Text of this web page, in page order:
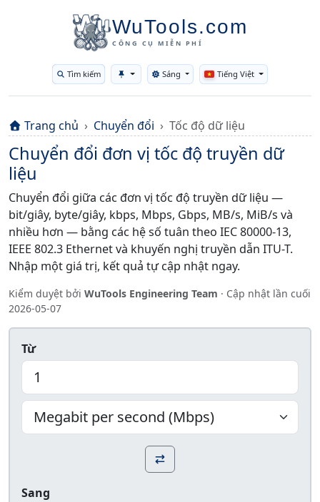
WuTools.com
CÔNG CỤ MIỄN PHÍ
Tìm kiếm Toggle theme
Sáng Tiếng Việt
Trang chủ Chuyển đổi Tốc độ dữ liệu
Chuyển đổi đơn vị tốc độ truyền dữ
liệu
Chuyển đổi giữa các đơn vị tốc độ truyền dữ liệu —
bit/giây, byte/giây, kbps, Mbps, Gbps, MB/s, MiB/s và
nhiều hơn — bằng các hệ số tuân theo IEC 80000-13,
IEEE 802.3 Ethernet và khuyến nghị truyền dẫn ITU-T.
Nhập một giá trị, kết quả tự cập nhật ngay.
Kiểm duyệt bởi WuTools Engineering Team · Cập nhật lần cuối
2026-05-07
Từ
Sang